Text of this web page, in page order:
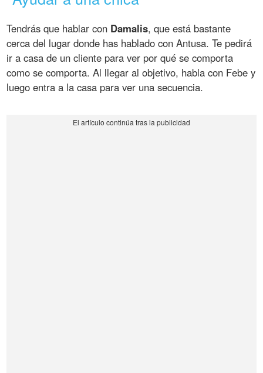
Tendrás que hablar con Damalis, que está bastante
cerca del lugar donde has hablado con Antusa. Te pedirá
ir a casa de un cliente para ver por qué se comporta
como se comporta. Al llegar al objetivo, habla con Febe y
luego entra a la casa para ver una secuencia.